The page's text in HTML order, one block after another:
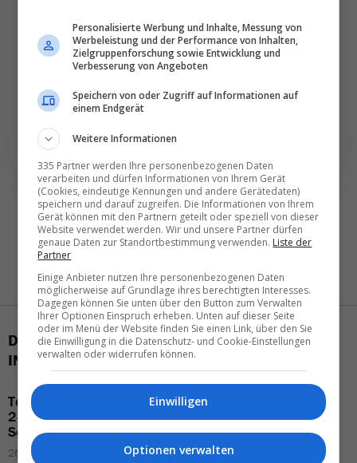
Täglich oder wöchentlich, mit mehr Insights oder
weniger. Bei Travel­news haben Sie die Wahl.
NEWSLETTER ENTDECKEN
DAS KÖNNTE SIE AUCH
INTERESSIEREN
Tourasia
240 Reisebürosin der
Schweiz
26.05.2026 – 08:48
Das ist
der
neueFernreise-Spezialist
Gregor Waser
04.03.2026 – 10:47
Personalisierte Werbung und Inhalte, Messung von
Werbeleistung und der Performance von Inhalten,
Zielgruppenforschung sowie Entwicklung und
Verbesserung von Angeboten
Speichern von oder Zugriff auf Informationen auf
einem Endgerät
Weitere Informationen
335 Partner werden Ihre personenbezogenen Daten
verarbeiten und dürfen Informationen von Ihrem Gerät
(Cookies, eindeutige Kennungen und andere Gerätedaten)
speichern und darauf zugreifen. Die Informationen von Ihrem
Gerät können mit den Partnern geteilt oder speziell von dieser
Website verwendet werden. Wir und unsere Partner dürfen
genaue Daten zur Standortbestimmung verwenden. Liste der
Partner
Einige Anbieter nutzen Ihre personenbezogenen Daten
möglicherweise auf Grundlage ihres berechtigten Interesses.
Dagegen können Sie unten über den Button zum Verwalten
Ihrer Optionen Einspruch erheben. Unten auf dieser Seite
oder im Menü der Website finden Sie einen Link, über den Sie
die Einwilligung in die Datenschutz- und Cookie-Einstellungen
verwalten oder widerrufen können.
Einwilligen
Optionen verwalten